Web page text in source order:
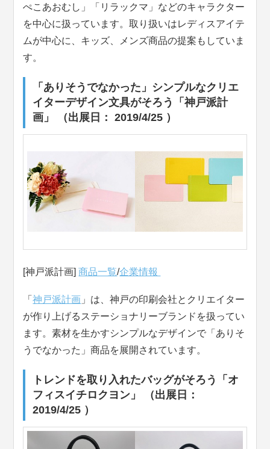
ぺこあおむし」「リラックマ」などのキャラクター
を中心に扱っています。取り扱いはレディスアイテ
ムが中心に、キッズ、メンズ商品の提案もしていま
す。
「ありそうでなかった」シンプルなクリエ
イターデザイン文具がそろう「神戸派計
画」 （出展日： 2019/4/25 ）
[神戸派計画]商品一覧/企業情報
「神戸派計画 」は、神戸の印刷会社とクリエイター
が作り上げるステーショナリーブランドを扱ってい
ます。素材を生かすシンプルなデザインで「ありそ
うでなかった」商品を展開されています。
トレンドを取り入れたバッグがそろう「オ
フィスイチロクヨン」 （出展日：
2019/4/25 ）